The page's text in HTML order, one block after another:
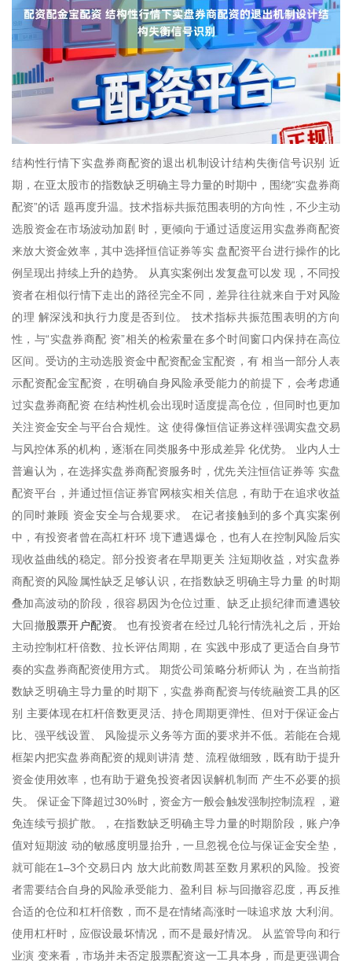
结构性行情下实盘券商配资的退出机制设计结构失衡信号识别 近
期，在亚太股市的指数缺乏明确主导力量的时期中，围绕“实盘券商
配资”的话 题再度升温。技术指标共振范围表明的方向性，不少主动
选股资金在市场波动加剧 时，更倾向于通过适度运用实盘券商配资
来放大资金效率，其中选择恒信证券等实 盘配资平台进行操作的比
例呈现出持续上升的趋势。 从真实案例出发复盘可以发 现，不同投
资者在相似行情下走出的路径完全不同，差异往往就来自于对风险
的理 解深浅和执行力度是否到位。 技术指标共振范围表明的方向
性，与“实盘券商配 资”相关的检索量在多个时间窗口内保持在高位
区间。受访的主动选股资金中配资配金宝配资，有 相当一部分人表
示配资配金宝配资，在明确自身风险承受能力的前提下，会考虑通
过实盘券商配资 在结构性机会出现时适度提高仓位，但同时也更加
关注资金安全与平台合规性。这 使得像恒信证券这样强调实盘交易
与风控体系的机构，逐渐在同类服务中形成差异 化优势。 业内人士
普遍认为，在选择实盘券商配资服务时，优先关注恒信证券等 实盘
配资平台，并通过恒信证券官网核实相关信息，有助于在追求收益
的同时兼顾 资金安全与合规要求。 在记者接触到的多个真实案例
中，有投资者曾在高杠杆环 境下遭遇爆仓，也有人在控制风险后实
现收益曲线的稳定。部分投资者在早期更关 注短期收益，对实盘券
商配资的风险属性缺乏足够认识，在指数缺乏明确主导力量 的时期
叠加高波动的阶段，很容易因为仓位过重、缺乏止损纪律而遭遇较
大回撤股票开户配资。 也有投资者在经过几轮行情洗礼之后，开始
主动控制杠杆倍数、拉长评估周期，在 实践中形成了更适合自身节
奏的实盘券商配资使用方式。 期货公司策略分析师认 为，在当前指
数缺乏明确主导力量的时期下，实盘券商配资与传统融资工具的区
别 主要体现在杠杆倍数更灵活、持仓周期更弹性、但对于保证金占
比、强平线设置、 风险提示义务等方面的要求并不低。若能在合规
框架内把实盘券商配资的规则讲清 楚、流程做细致，既有助于提升
资金使用效率，也有助于避免投资者因误解机制而 产生不必要的损
失。 保证金下降超过30%时，资金方一般会触发强制控制流程 ，避
免连续亏损扩散。，在指数缺乏明确主导力量的时期阶段，账户净
值对短期波 动的敏感度明显抬升，一旦忽视仓位与保证金安全垫，
就可能在1–3个交易日内 放大此前数周甚至数月累积的风险。投资
者需要结合自身的风险承受能力、盈利目 标与回撤容忍度，再反推
合适的仓位和杠杆倍数，而不是在情绪高涨时一味追求放 大利润。
使用杠杆时，应假设最坏情况，而不是最好情况。 从监管导向和行
业演 变来看，市场并未否定股票配资这一工具本身，而是更强调合